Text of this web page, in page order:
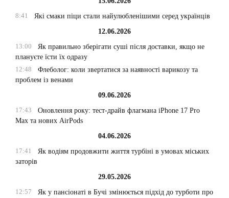
8:41
Які смаки піци стали найулюбленішими серед українців
12.06.2026
13:00
Як правильно зберігати суші після доставки, якщо не
плануєте їсти їх одразу
12:48
Флеболог: коли звертатися за наявності варикозу та
проблем із венами
09.06.2026
17:43
Оновлення року: тест-драйв флагмана iPhone 17 Pro
Max та нових AirPods
04.06.2026
17:41
Як водіям продовжити життя турбіні в умовах міських
заторів
29.05.2026
12:57
Як у пансіонаті в Бучі змінюється підхід до турботи про